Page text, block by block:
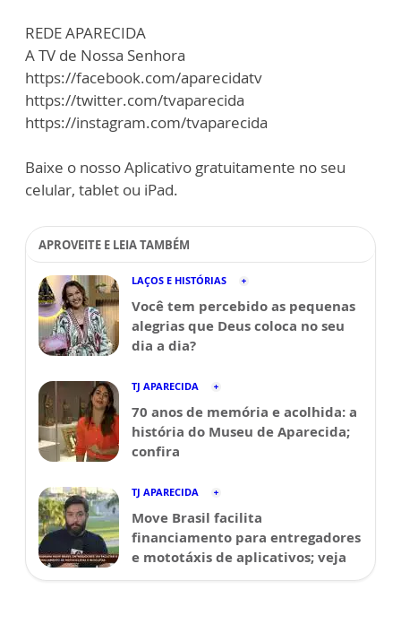
REDE APARECIDA
A TV de Nossa Senhora
https://facebook.com/aparecidatv
https://twitter.com/tvaparecida
https://instagram.com/tvaparecida
Baixe o nosso Aplicativo gratuitamente no seu
celular, tablet ou iPad.
APROVEITE E LEIA TAMBÉM
LAÇOS E HISTÓRIAS
Você tem percebido as pequenas
alegrias que Deus coloca no seu
dia a dia?
TJ APARECIDA
70 anos de memória e acolhida: a
história do Museu de Aparecida;
confira
TJ APARECIDA
Move Brasil facilita
financiamento para entregadores
e mototáxis de aplicativos; veja